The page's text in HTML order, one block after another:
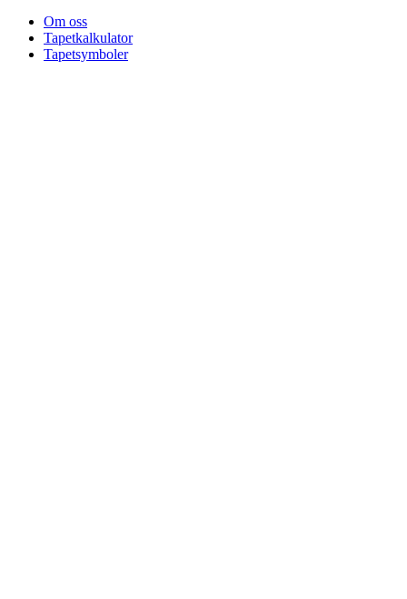
Om oss
Tapetkalkulator
Tapetsymboler